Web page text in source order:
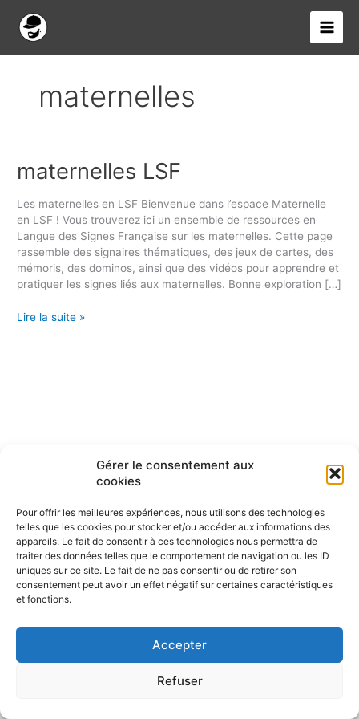
Gérer le consentement aux
cookies
Pour offrir les meilleures expériences, nous utilisons des technologies
telles que les cookies pour stocker et/ou accéder aux informations des
appareils. Le fait de consentir à ces technologies nous permettra de
traiter des données telles que le comportement de navigation ou les ID
uniques sur ce site. Le fait de ne pas consentir ou de retirer son
consentement peut avoir un effet négatif sur certaines caractéristiques
et fonctions.
Accepter
Refuser
contenu
maternelles
maternelles LSF
Les maternelles en LSF Bienvenue dans l’espace Maternelle
en LSF ! Vous trouverez ici un ensemble de ressources en
Langue des Signes Française sur les maternelles. Cette page
rassemble des signaires thématiques, des jeux de cartes, des
mémoris, des dominos, ainsi que des vidéos pour apprendre et
pratiquer les signes liés aux maternelles. Bonne exploration […]
maternelles
LSF
Lire la suite »